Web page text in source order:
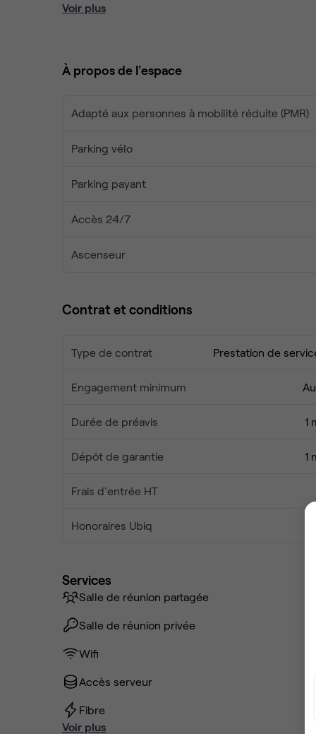
travailler à votre rythme, en toute liberté.
proximité immédiate des commerces et
Une solution clé en main pour travailler
Voir plus
À propos de l'espace
Adapté aux personnes à mobilité réduite (PMR)
Parking vélo
Parking payant
Accès 24/7
Ascenseur
Contrat et conditions
Type de contrat Prestation de
Engagement minimum
Durée de préavis 1
Dépôt de garantie 1
Frais d'entrée HT
Honoraires Ubiq
Services
Salle de réunion partagée
Salle de réunion privée
Wifi
Accès serveur
Fibre
Voir plus